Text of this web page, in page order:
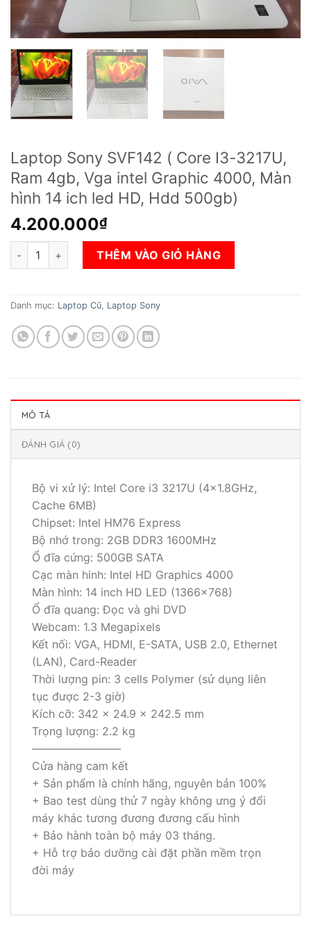
Laptop Sony SVF142 ( Core I3-3217U,
Ram 4gb, Vga intel Graphic 4000, Màn
hình 14 ich led HD, Hdd 500gb)
4.200.000₫
Laptop Sony SVF142 ( Core I3-3217U, Ram 4gb, Vga intel
THÊM VÀO GIỎ HÀNG
Danh mục: Laptop Cũ, Laptop Sony
MÔ TẢ
ĐÁNH GIÁ (0)
Bộ vi xử lý: Intel Core i3 3217U (4×1.8GHz,
Cache 6MB)
Chipset: Intel HM76 Express
Bộ nhớ trong: 2GB DDR3 1600MHz
Ổ đĩa cứng: 500GB SATA
Cạc màn hinh: Intel HD Graphics 4000
Màn hình: 14 inch HD LED (1366×768)
Ổ đĩa quang: Đọc và ghi DVD
Webcam: 1.3 Megapixels
Kết nối: VGA, HDMI, E-SATA, USB 2.0, Ethernet
(LAN), Card-Reader
Thời lượng pin: 3 cells Polymer (sử dụng liên
tục được 2-3 giờ)
Kích cỡ: 342 x 24.9 x 242.5 mm
Trọng lượng: 2.2 kg
————————
Cửa hàng cam kết
+ Sản phẩm là chính hãng, nguyên bản 100%
+ Bao test dùng thử 7 ngày không ưng ý đổi
máy khác tương đương đương cấu hình
+ Bảo hành toàn bộ máy 03 tháng.
+ Hỗ trợ bảo dưỡng cài đặt phần mềm trọn
đời máy